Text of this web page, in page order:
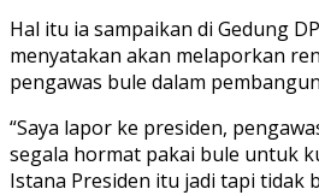
Hal itu ia sampaikan di Gedung
menyatakan akan melaporkan
pengawas bule dalam
“Saya lapor ke presiden,
segala hormat pakai bule untuk
Istana Presiden itu jadi tapi tidak